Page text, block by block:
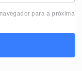
para a próxima